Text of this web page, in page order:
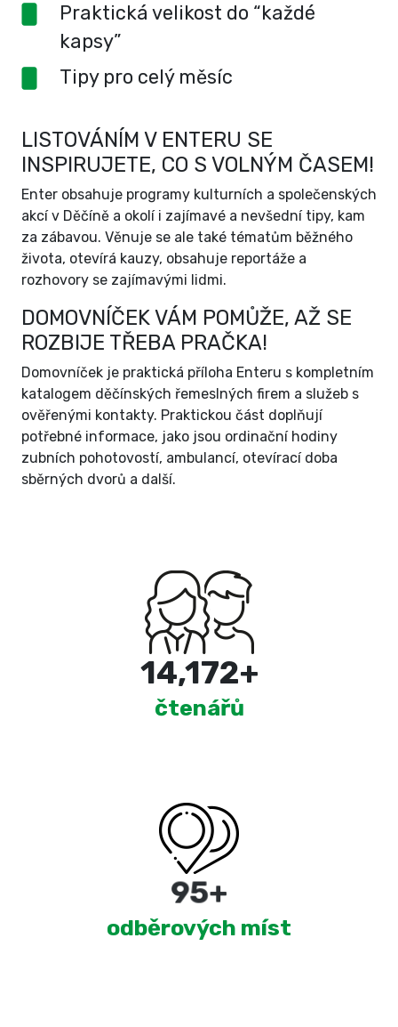
Praktická velikost do “každé
kapsy”
Tipy pro celý měsíc
LISTOVÁNÍM V ENTERU SE
INSPIRUJETE, CO S VOLNÝM ČASEM!
Enter obsahuje programy kulturních a společenských
akcí v Děčíně a okolí i zajímavé a nevšední tipy, kam
za zábavou. Věnuje se ale také tématům běžného
života, otevírá kauzy, obsahuje reportáže a
rozhovory se zajímavými lidmi.
DOMOVNÍČEK VÁM POMŮŽE, AŽ SE
ROZBIJE TŘEBA PRAČKA!
Domovníček je praktická příloha Enteru s kompletním
katalogem děčínských řemeslných firem a služeb s
ověřenými kontakty. Praktickou část doplňují
potřebné informace, jako jsou ordinační hodiny
zubních pohotovostí, ambulancí, otevírací doba
sběrných dvorů a další.
15,000+
čtenářů
180+
odběrových míst